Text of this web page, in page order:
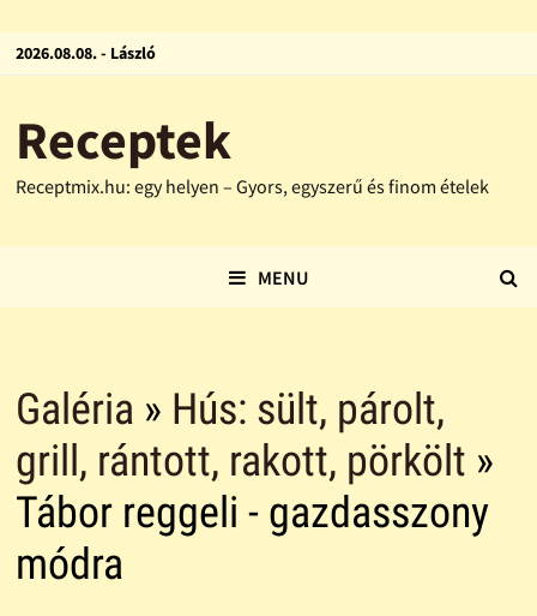
2026.08.08. - László
Receptek
Receptmix.hu: egy helyen – Gyors, egyszerű és finom ételek
MENU
Galéria » Hús: sült, párolt,
grill, rántott, rakott, pörkölt »
Tábor reggeli - gazdasszony
módra